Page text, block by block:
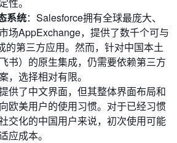
系统：Salesforce拥有全球最庞大、
场AppExchange，提供了数千个可与
的第三方应用。然而，针对中国本土
书）的原生集成，仍需要依赖第三方
，选择相对有限。
供了中文界面，但其整体界面布局和
欧美用户的使用习惯。对于已经习惯
交化的中国用户来说，初次使用可能
应成本。